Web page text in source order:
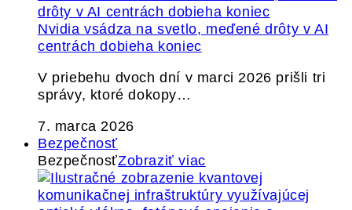
Nvidia vsádza na svetlo, meďené drôty v AI
centrách dobieha koniec
V priebehu dvoch dní v marci 2026 prišli tri
správy, ktoré dokopy…
7. marca 2026
Bezpečnosť
BezpečnosťZobraziť viac